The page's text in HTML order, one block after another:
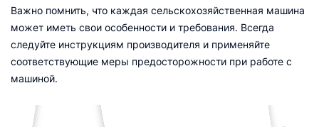
Важно помнить, что каждая сельскохозяйственная машина
может иметь свои особенности и требования. Всегда
следуйте инструкциям производителя и применяйте
соответствующие меры предосторожности при работе с
машиной.